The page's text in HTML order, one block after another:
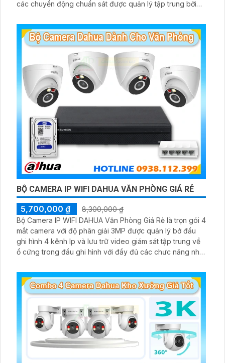
các chuyển động chuẩn sát được quản lý tập trung bởi
BỘ CAMERA IP WIFI DAHUA VĂN PHÒNG GIÁ RẺ
5,700,000 ₫
8,300,000 ₫
Bộ Camera IP WIFI DAHUA Văn Phòng Giá Rẻ là trọn gói 4
mắt camera với độ phân giải 3MP được quản lý bở đầu
ghi hình 4 kênh Ip và lưu trữ video giám sát tập trung về
ổ cứng trong đầu ghi hình với đầy đủ các chưc năng như
giám sát có màu vào ban đêm